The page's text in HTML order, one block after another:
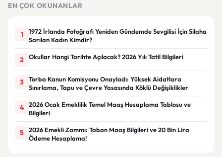
EN ÇOK OKUNANLAR
1
1972 İrlanda Fotoğrafı Yeniden Gündemde Sevgilisi İçin Silaha
Sarılan Kadın Kimdir?
2 Okullar Hangi Tarihte Açılacak? 2026 Yılı Tatil Bilgileri
3
Torba Kanun Komisyonu Onayladı: Yüksek Aidatlara
Sınırlama, Tapu ve Çevre Yasasında Köklü Değişiklikler
4
2026 Ocak Emeklilik Temel Maaş Hesaplama Tablosu ve
Bilgileri
5
2026 Emekli Zammı: Taban Maaş Bilgileri ve 20 Bin Lira
Ödeme Hesaplama!